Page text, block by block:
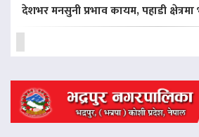
देशभर मनसुनी प्रभाव कायम, पहाडी क्षेत्रमा